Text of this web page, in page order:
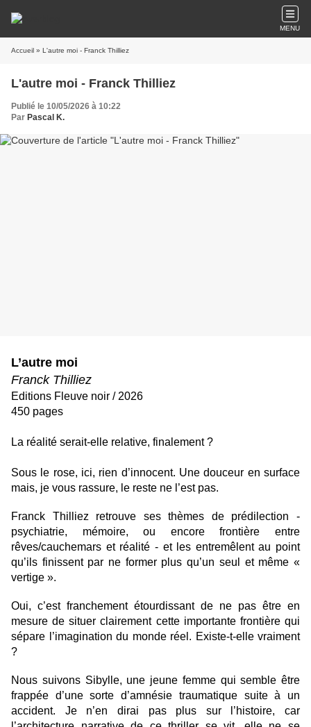
MENU
Accueil » L'autre moi - Franck Thilliez
L'autre moi - Franck Thilliez
Publié le 10/05/2026 à 10:22
Par Pascal K.
L’autre moi
Franck Thilliez
Editions Fleuve noir / 2026
450 pages
La réalité serait-elle relative, finalement ?
Sous le rose, ici, rien d’innocent. Une douceur en surface
mais, je vous rassure, le reste ne l’est pas.
Franck Thilliez retrouve ses thèmes de prédilection -
psychiatrie, mémoire, ou encore frontière entre
rêves/cauchemars et réalité - et les entremêlent au point
qu’ils finissent par ne former plus qu’un seul et même «
vertige ».
Oui, c’est franchement étourdissant de ne pas être en
mesure de situer clairement cette importante frontière qui
sépare l’imagination du monde réel. Existe-t-elle vraiment
?
Nous suivons Sibylle, une jeune femme qui semble être
frappée d’une sorte d’amnésie traumatique suite à un
accident. Je n’en dirai pas plus sur l’histoire, car